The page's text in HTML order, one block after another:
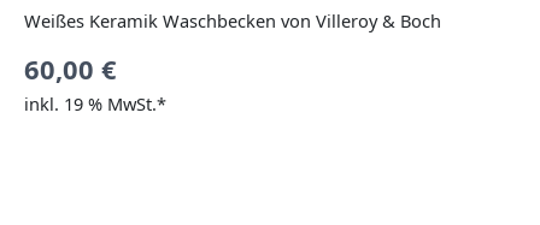
Weißes Keramik Waschbecken von Villeroy & Boch
60,00 €
inkl. 19 % MwSt.*